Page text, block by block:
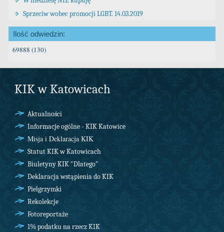
Sprzeciw wobec promocji LGBT. 14.03.2019
Ilość odwiedzin:
69888 (130)
KIK w Katowicach
Aktualności
Informacje ogólne - KIK Katowice
Misja i Deklaracja KIK
Statut KIK w Katowicach
Biuletyny KIK "Dlatego"
Deklaracja wstąpienia do KIK
Pielgrzymki
Rekolekcje
Fotoreportaże
1% podatku na rzecz KIK